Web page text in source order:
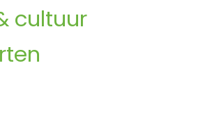
cultuur